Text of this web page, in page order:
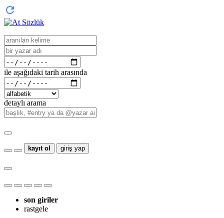
ile aşağıdaki tarih arasında
detaylı arama
kayıt ol giriş yap
son giriler
rastgele